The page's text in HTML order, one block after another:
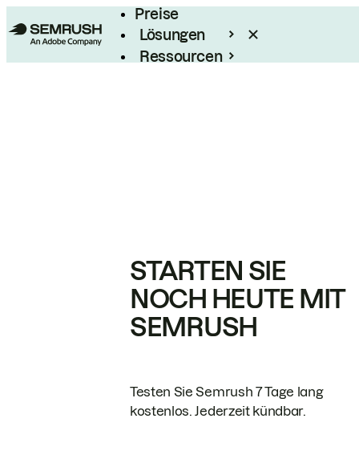
Preise
Lösungen
Ressourcen
STARTEN SIE
NOCH HEUTE MIT
SEMRUSH
Testen Sie Semrush 7 Tage lang
kostenlos. Jederzeit kündbar.